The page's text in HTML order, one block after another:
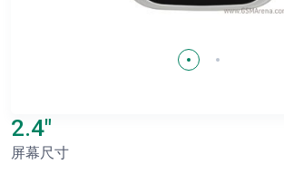
2.4"
屏幕尺寸